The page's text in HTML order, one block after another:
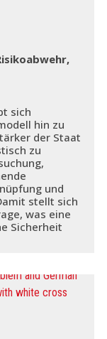
sich
hin zu
der Staat
zu
und
stellt sich
was eine
Sicherheit